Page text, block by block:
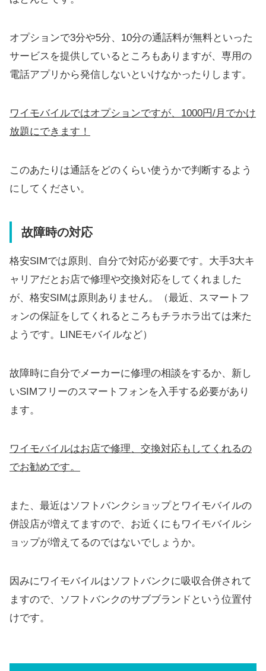
オプションで3分や5分、10分の通話料が無料といった
サービスを提供しているところもありますが、専用の
電話アプリから発信しないといけなかったりします。
ワイモバイルではオプションですが、1000円/月でかけ
放題にできます！
このあたりは通話をどのくらい使うかで判断するよう
にしてください。
故障時の対応
格安SIMでは原則、自分で対応が必要です。大手3大キ
ャリアだとお店で修理や交換対応をしてくれました
が、格安SIMは原則ありません。（最近、スマートフ
ォンの保証をしてくれるところもチラホラ出ては来た
ようです。LINEモバイルなど）
故障時に自分でメーカーに修理の相談をするか、新し
いSIMフリーのスマートフォンを入手する必要があり
ます。
ワイモバイルはお店で修理、交換対応もしてくれるの
でお勧めです。
また、最近はソフトバンクショップとワイモバイルの
併設店が増えてますので、お近くにもワイモバイルシ
ョップが増えてるのではないでしょうか。
因みにワイモバイルはソフトバンクに吸収合併されて
ますので、ソフトバンクのサブブランドという位置付
けです。